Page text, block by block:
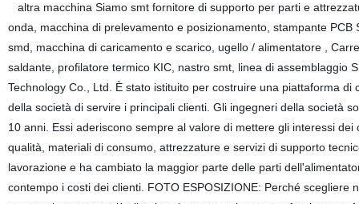
altra macchina Siamo smt fornitore di supporto per parti e
onda, macchina di prelevamento e posizionamento, stampante
smd, macchina di caricamento e scarico, ugello / alimentatore ,
saldante, profilatore termico KIC, nastro smt, linea di
Technology Co., Ltd. È stato istituito per costruire una piattaforma
della società di servire i principali clienti. Gli ingegneri della società
10 anni. Essi aderiscono sempre al valore di mettere gli interessi
qualità, materiali di consumo, attrezzature e servizi di supporto
lavorazione e ha cambiato la maggior parte delle parti
contempo i costi dei clienti. FOTO ESPOSIZIONE: Perché